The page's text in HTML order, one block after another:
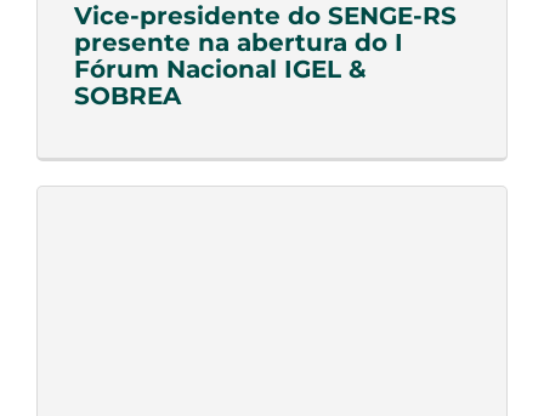
Vice-presidente do SENGE-RS
presente na abertura do I
Fórum Nacional IGEL &
SOBREA